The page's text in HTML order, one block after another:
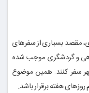
مقصد بسیاری از سفرهای
و گردشگری موجب شده
سفر کنند. همین موضوع
روزهای هفته برقرار باشد.